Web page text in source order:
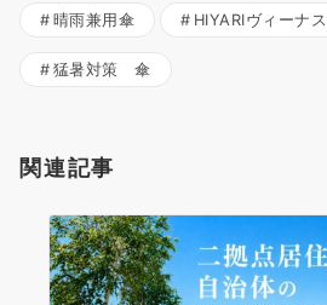
晴雨兼用傘 HIYARIヴィーナス
猛暑対策 傘
関連記事